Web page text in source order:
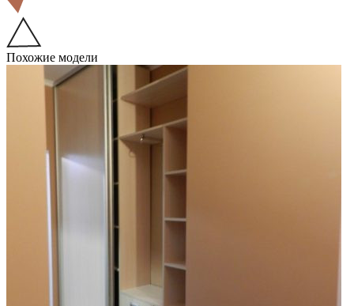
Похожие модели